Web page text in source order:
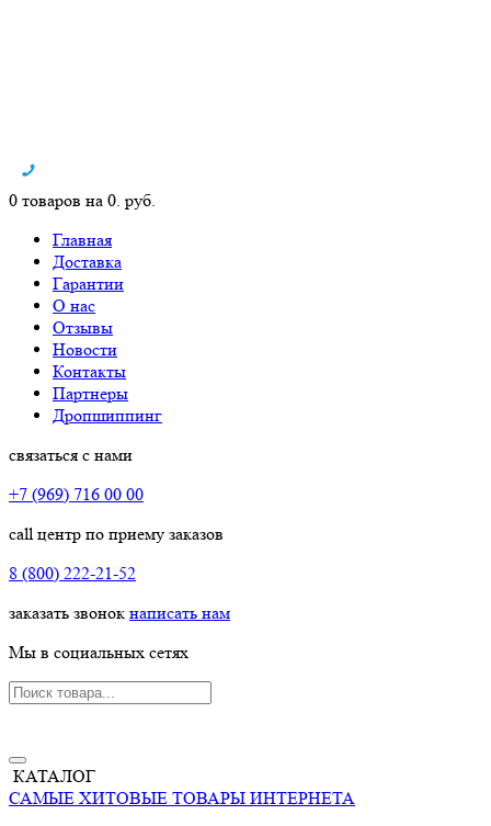
0 товаров на 0. руб.
Главная
Доставка
Гарантии
О нас
Отзывы
Новости
Контакты
Партнеры
Дропшиппинг
связаться с нами
+7 (969) 716 00 00
call центр по приему заказов
8 (800) 222-21-52
заказать звонок написать нам
Мы в социальных сетях
КАТАЛОГ
САМЫЕ ХИТОВЫЕ ТОВАРЫ ИНТЕРНЕТА